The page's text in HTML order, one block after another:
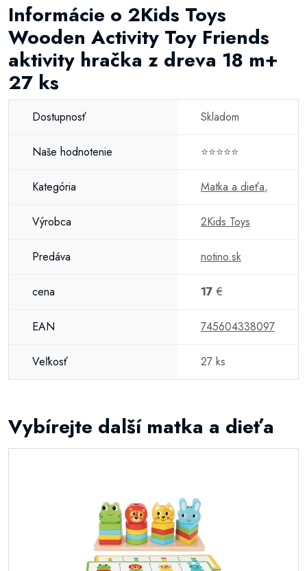
Informácie o 2Kids Toys
Wooden Activity Toy Friends
aktivity hračka z dreva 18 m+
27 ks
Dostupnosť Skladom
Naše hodnotenie ⭐⭐⭐⭐⭐
Kategória Matka a dieťa,
Výrobca 2Kids Toys
Predáva notino.sk
cena 17 €
EAN 745604338097
Veľkosť 27 ks
Vybírejte další matka a dieťa